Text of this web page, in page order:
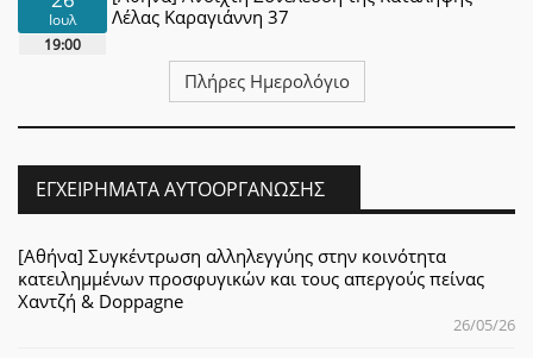
Ιουλ
19:00
Λέλας Καραγιάννη 37
Πλήρες Ημερολόγιο
ΕΓΧΕΙΡΉΜΑΤΑ ΑΥΤΟΟΡΓΆΝΩΣΗΣ
[Αθήνα] Συγκέντρωση αλληλεγγύης στην κοινότητα
κατειλημμένων προσφυγικών και τους απεργούς πείνας
Χαντζή & Doppagne
26/05/26